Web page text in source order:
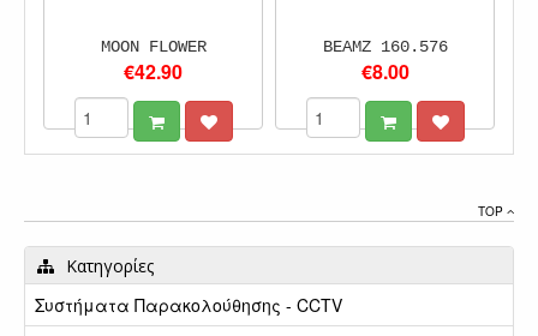
MOON FLOWER
€42.90
BEAMZ 160.576
€8.00
TOP
Κατηγορίες
Συστήματα Παρακολούθησης - CCTV